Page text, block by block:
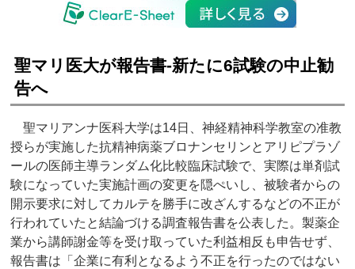
聖マリ医大が報告書‐新たに6試験の中止勧
告へ
聖マリアンナ医科大学は14日、神経精神科学教室の准教
授らが実施した抗精神病薬ブロナンセリンとアリピプラゾ
ールの医師主導ランダム化比較臨床試験で、実際は単剤試
験になっていた実施計画の変更を隠ぺいし、被験者からの
開示要求に対してカルテを勝手に改ざんするなどの不正が
行われていたと結論づける調査報告書を公表した。製薬企
業から講師謝金等を受け取っていた利益相反も申告せず、
報告書は「企業に有利となるよう不正を行ったのではない